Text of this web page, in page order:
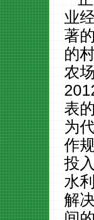
业
著
的
农
表
为
作
投
水
解